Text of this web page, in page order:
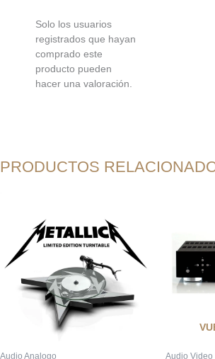
Solo los usuarios
registrados que hayan
comprado este
producto pueden
hacer una valoración.
PRODUCTOS
Audio Analogo
era:
$1.899.000.
actual
es:
$1.699.000.
Audio Video